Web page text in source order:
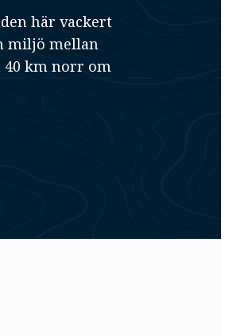
här vackert
miljö mellan
40 km norr om